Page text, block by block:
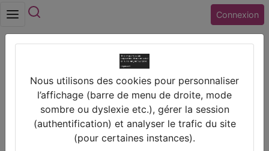
Connexion
Vidéos
Filtres
Types
Autre
Nous utilisons des cookies pour personnaliser
l’affichage (barre de menu de droite, mode
sombre ou dyslexie etc.), gérer la session
(authentification) et analyser le trafic du site
(pour certaines instances).